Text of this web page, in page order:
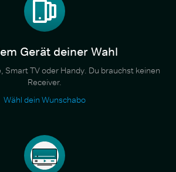
Gerät deiner Wahl
Smart TV oder Handy. Du brauchst keinen
Receiver.
Wähl dein Wunschabo